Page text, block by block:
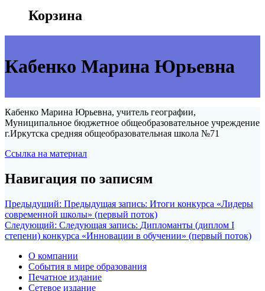
Корзина
Кабенко Марина Юрьевна
Кабенко Марина Юрьевна, учитель географии,
Муниципальное бюджетное общеобразовательное учреждение
г.Иркутска средняя общеобразовательная школа №71
Ссылка на материал
Навигация по записям
Предыдущий: Предыдущая запись: Итоги конкурса «Лидеры
современной школы» (первый поток)
Следующий: Следующая запись: Дипломанты (диплом I
степени) конкурса «Инновации в обучении» (первый поток)
О компании
События в мире образования
Печатное издание
Сетевое издание